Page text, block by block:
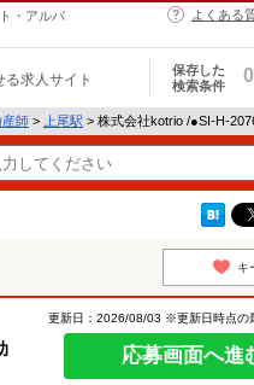
・アルバ
よくある
る求人サイト
保存した
検索条件
0
産師 > 上尾駅 > 株式会社kotrio /●SI-H-
キ
更新日：2026/08/03 ※更新日時点の
応募画面へ進